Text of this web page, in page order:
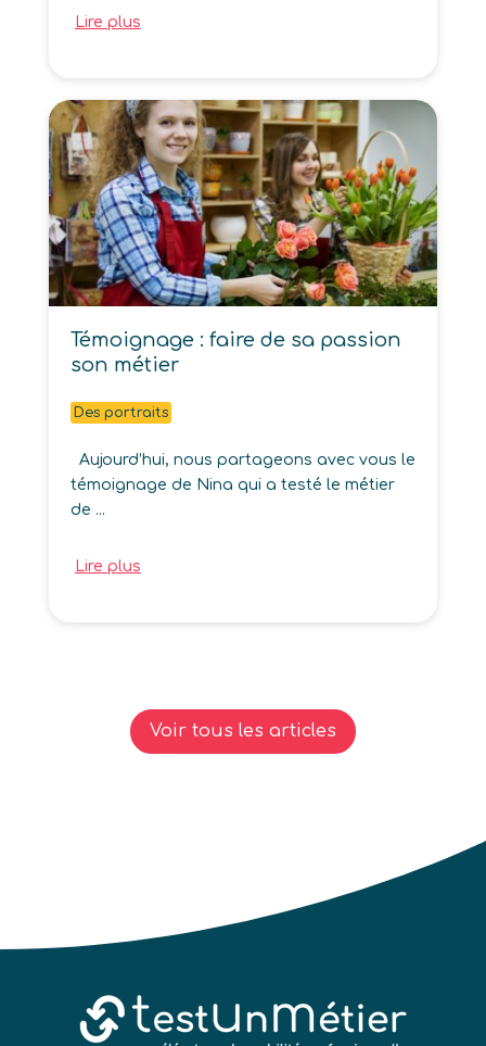
Lire plus
Témoignage : faire de sa passion
son métier
Des portraits
Aujourd’hui, nous partageons avec vous le
témoignage de Nina qui a testé le métier
de ...
Lire plus
Voir tous les articles